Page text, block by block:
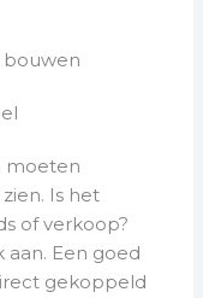
bouwen
moeten
Is het
of verkoop?
Een goed
gekoppeld